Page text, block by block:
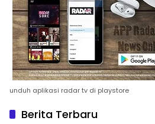
unduh aplikasi radar tv di playstore
Berita Terbaru